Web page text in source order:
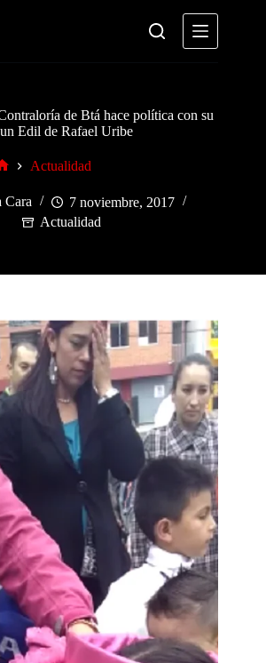
de Btá hace política con su
Edil de Rafael Uribe
Actualidad
Cara
7 noviembre, 2017
Actualidad